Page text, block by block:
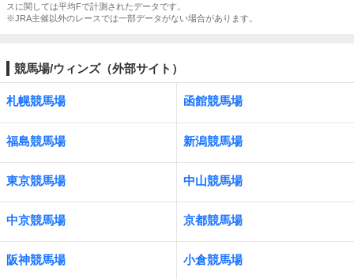
スに関しては平均Fで計測されたデータです。
※JRA主催以外のレースでは一部データがない場合があります。
競馬場/ウィンズ（外部サイト）
札幌競馬場 函館競馬場
福島競馬場 新潟競馬場
東京競馬場 中山競馬場
中京競馬場 京都競馬場
阪神競馬場 小倉競馬場